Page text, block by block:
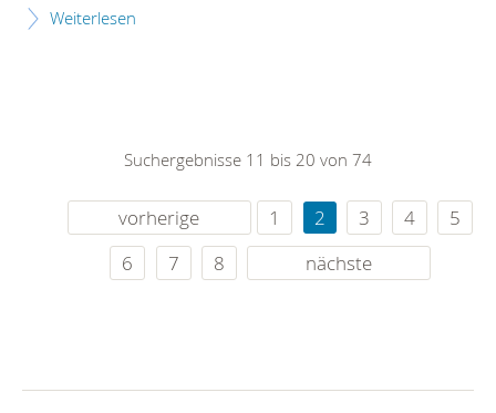
Weiterlesen
Suchergebnisse 11 bis 20 von 74
vorherige 1 2 3 4
5
6
7 8 nächste